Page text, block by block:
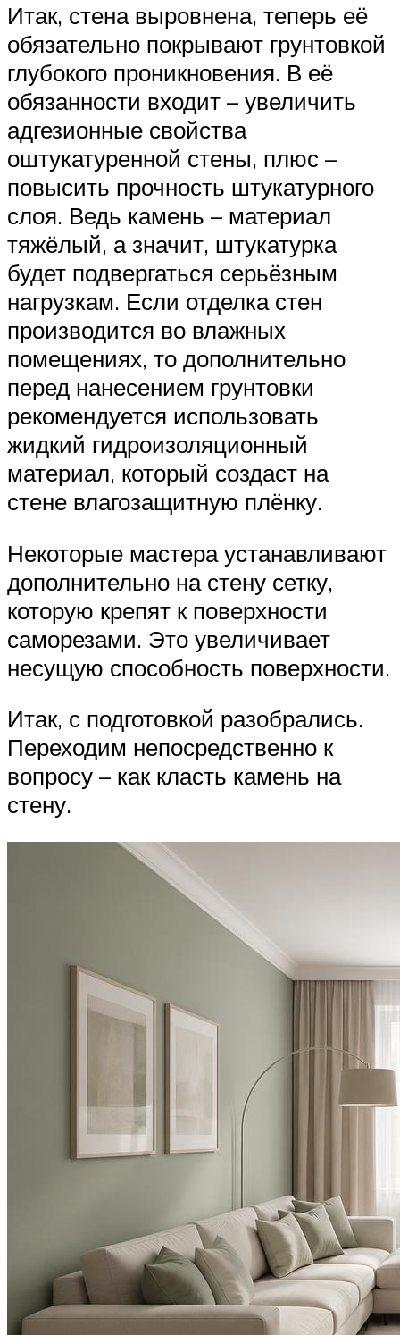
Итак, стена выровнена, теперь её
обязательно покрывают грунтовкой
глубокого проникновения. В её
обязанности входит – увеличить
адгезионные свойства
оштукатуренной стены, плюс –
повысить прочность штукатурного
слоя. Ведь камень – материал
тяжёлый, а значит, штукатурка
будет подвергаться серьёзным
нагрузкам. Если отделка стен
производится во влажных
помещениях, то дополнительно
перед нанесением грунтовки
рекомендуется использовать
жидкий гидроизоляционный
материал, который создаст на
стене влагозащитную плёнку.
Некоторые мастера устанавливают
дополнительно на стену сетку,
которую крепят к поверхности
саморезами. Это увеличивает
несущую способность поверхности.
Итак, с подготовкой разобрались.
Переходим непосредственно к
вопросу – как класть камень на
стену.